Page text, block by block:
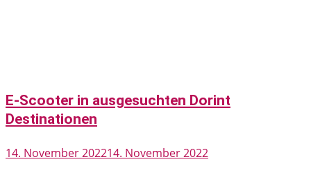
E-Scooter in ausgesuchten Dorint
Destinationen
14. November 202214. November 2022